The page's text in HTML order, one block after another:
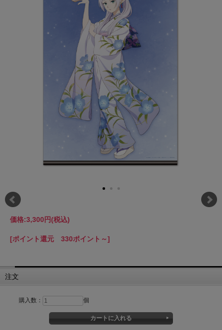
価格:3,300円(税込)
[ポイント還元 330ポイント～]
注文
購入数： 個